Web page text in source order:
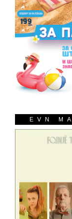
EVN